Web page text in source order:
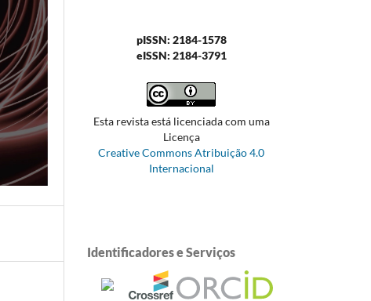
pISSN: 2184-1578
eISSN: 2184-3791
Esta revista está licenciada com uma
Licença
Creative Commons Atribuição 4.0
Internacional
Identificadores e Serviços